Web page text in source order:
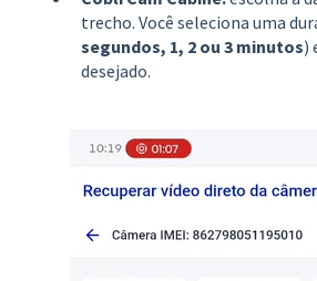
trecho. Você seleciona uma
segundos, 1, 2 ou 3 minutos)
desejado.